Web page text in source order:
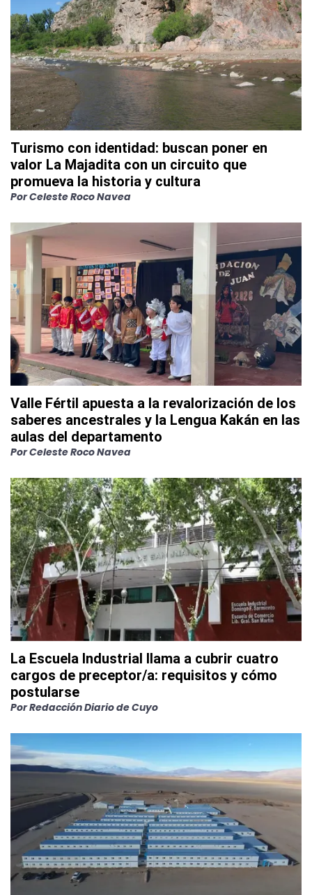
Turismo con identidad: buscan poner en
valor La Majadita con un circuito que
promueva la historia y cultura
PorCeleste Roco Navea
Valle Fértil apuesta a la revalorización de los
saberes ancestrales y la Lengua Kakán en las
aulas del departamento
PorCeleste Roco Navea
La Escuela Industrial llama a cubrir cuatro
cargos de preceptor/a: requisitos y cómo
postularse
PorRedacción Diario de Cuyo